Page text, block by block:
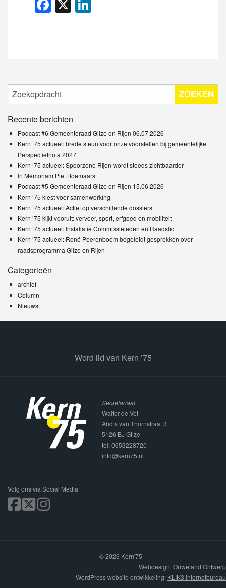
ZOEKEN
Recente berichten
Podcast #6 Gemeenteraad Gilze en Rijen 06.07.2026
Kern ’75 actueel: brede steun voor onze voorstellen bij gemeentelijke
Perspectiefnota 2027
Kern ‘75 actueel: Spoorzone Rijen wordt steeds zichtbaarder
In Memoriam Piet Boemaars
Podcast #5 Gemeenteraad Gilze en Rijen 15.06.2026
Kern ’75 kiest voor samenwerking
Kern ‘75 actueel: Actief op verschillende dossiers
Kern ’75 kijkt vooruit: vervoer, sport, erfgoed en mobiliteit
Kern ‘75 actueel: Installatie Commissieleden en Raadslid
Kern ’75 actueel: René Peerenboom begeleidt gesprekken over
raadsprogramma Gilze en Rijen
Categorieën
archief
Column
Nieuws
Word lid van Kern ’75
Secretariaat
Walter de Vet
Abdis van Thornstraat 3
5126 BJ Gilze
tel. 0653228720
info@kern75.nl
Volg ons via Social Media
© 2026 Kern'75
Webdesign:Ouweland Ontwerp
WordPress website ontwikkeling: KLIK3 internetbureau